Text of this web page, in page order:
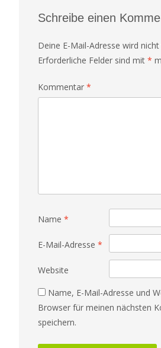
Schreibe einen
Deine E-Mail-Adresse wird
Erforderliche Felder sind mit *
Kommentar *
Name *
E-Mail-Adresse *
Website
Name, E-Mail-Adresse und
Browser für meinen nächsten
speichern.